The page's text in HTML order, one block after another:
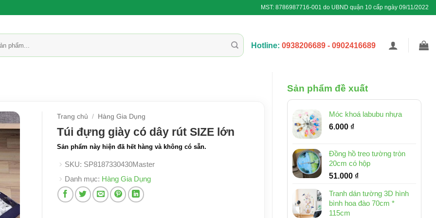
MST: 8786987716-001 do UBND quận 10 cấp ngày 09/11/2022
Hotline: 0938206689 - 0902416689
Sản phẩm đề xuất
Móc khoá labubu nhựa
6.000 ₫
Đồng hồ treo tường tròn
20cm có hộp
51.000 ₫
Tranh dán tường 3D hình
bình hoa đào 70cm *
115cm
Trang chủ / Hàng Gia Dụng
Túi đựng giày có dây rút SIZE lớn
Sản phẩm này hiện đã hết hàng và không có sẵn.
SKU: SP8187330430Master
Danh mục: Hàng Gia Dụng